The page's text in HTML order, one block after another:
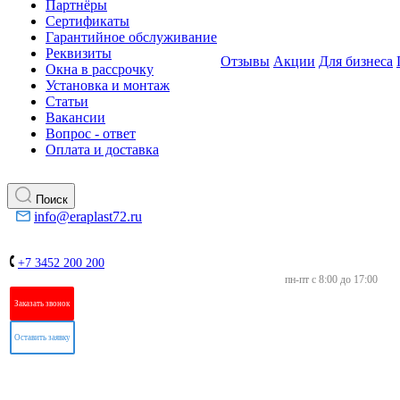
Партнёры
Сертификаты
Гарантийное обслуживание
Реквизиты
Окна в рассрочку
Установка и монтаж
Статьи
Вакансии
Вопрос - ответ
Оплата и доставка
Отзывы Акции Для бизнеса
Поиск
info@eraplast72.ru
+7 3452 200 200
пн-пт с 8:00 до 17:00
Заказать звонок
Оставить заявку